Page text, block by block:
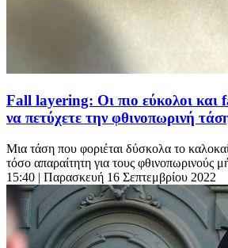
Fall layering: Οι πιο εύκολοι και
να πετύχετε την φθινοπωρινή
Μια τάση που φοριέται δύσκολα το
τόσο απαραίτητη για τους φθινοπωρινούς
15:40 | Παρασκευή 16 Σεπτεμβρίου 2022